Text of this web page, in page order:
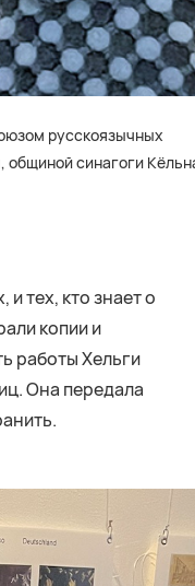
русскоязычных
общиной синагоги
тех, кто знает о
копии и
работы Хельги
Она передала